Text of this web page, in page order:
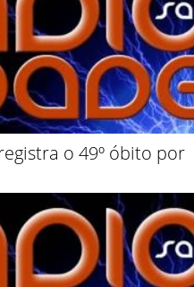
o 49º óbito por